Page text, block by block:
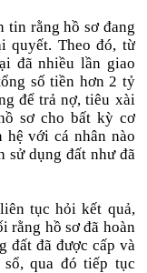
tin rằng hồ sơ đang
quyết. Theo đó, từ
đã nhiều lần giao
số tiền hơn 2 tỷ
để trả nợ, tiêu xài
sơ cho bất kỳ cơ
hệ với cá nhân nào
sử dụng đất như đã
tục hỏi kết quả,
rằng hồ sơ đã hoàn
đất đã được cấp và
qua đó tiếp tục